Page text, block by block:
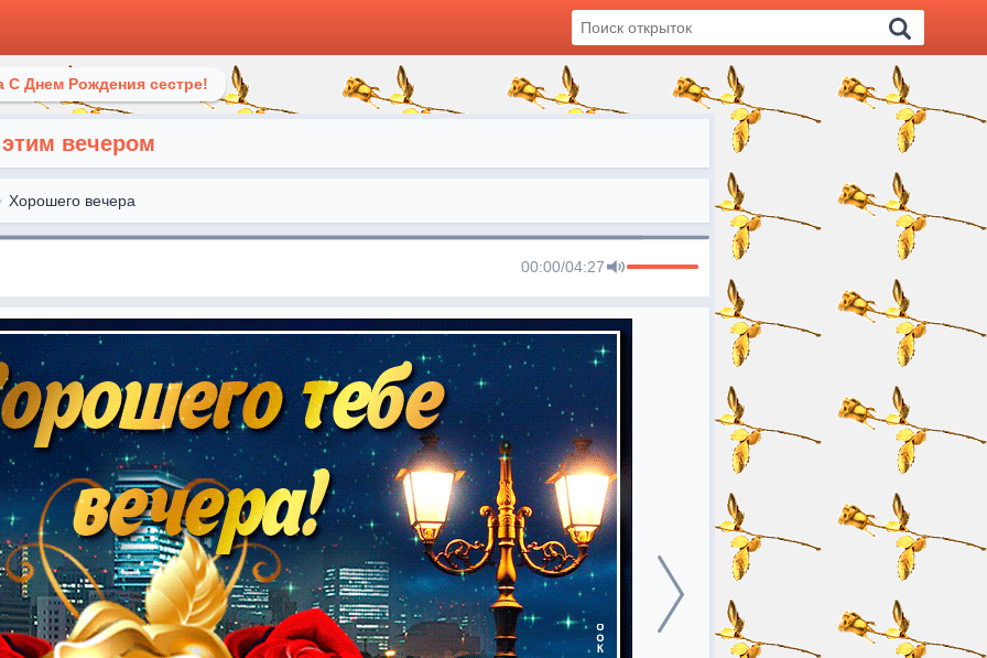
С Днем Рождения сестре!
вечером
Хорошего вечера
00:00/04:27